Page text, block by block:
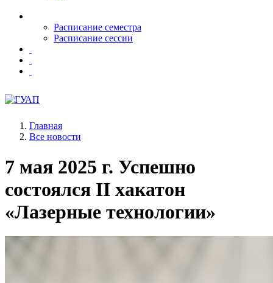
Расписание семестра
Расписание сессии
Главная
Все новости
7 мая 2025 г. Успешно
состоялся II хакатон
«Лазерные технологии»